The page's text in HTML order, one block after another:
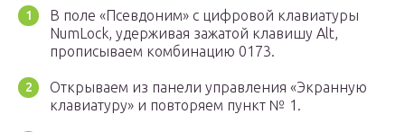
В поле «Псевдоним» с цифровой клавиатуры
NumLock, удерживая зажатой клавишу Alt,
прописываем комбинацию 0173.
Открываем из панели управления «Экранную
клавиатуру» и повторяем пункт № 1.